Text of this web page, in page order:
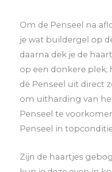
Om de Penseel na
je wat buildergel op
daarna dek je de
op een donkere
de Penseel uit direct
om uitharding van
Penseel te
Penseel in
Zijn de haartjes